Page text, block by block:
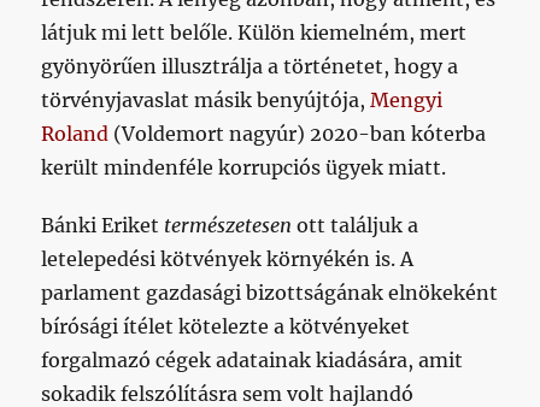
látjuk mi lett belőle. Külön kiemelném, mert
gyönyörűen illusztrálja a történetet, hogy a
törvényjavaslat másik benyújtója,Mengyi
Roland (Voldemort nagyúr) 2020-ban kóterba
került mindenféle korrupciós ügyek miatt.
Bánki Eriket természetesen ott találjuk a
letelepedési kötvények környékén is. A
parlament gazdasági bizottságának elnökeként
bírósági ítélet kötelezte a kötvényeket
forgalmazó cégek adatainak kiadására, amit
sokadik felszólításra sem volt hajlandó